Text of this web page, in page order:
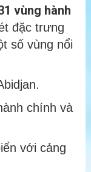
vùng hành
đặc trưng
số vùng nổi
chính và
với cảng